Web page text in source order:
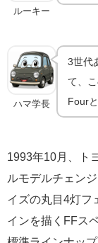
ルーキー
ハマ学長
3世代
て、
Four
1993年10月、ト
ルモデルチェン
イズの丸目4灯フ
インを描くFFス